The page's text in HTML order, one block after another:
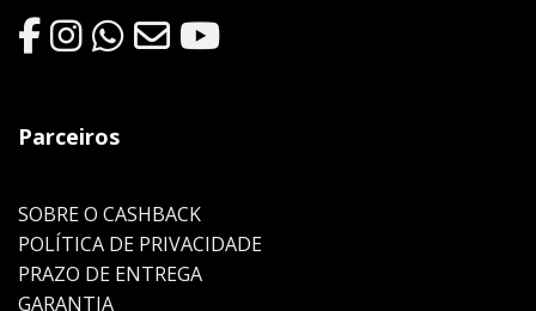
Parceiros
SOBRE O CASHBACK
POLÍTICA DE PRIVACIDADE
PRAZO DE ENTREGA
GARANTIA